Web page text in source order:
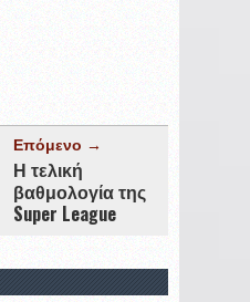
Επόμενο →
Η τελική
βαθμολογία της
Super League